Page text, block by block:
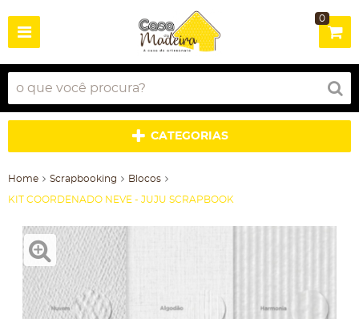
0
CATEGORIAS
Home Scrapbooking Blocos
KIT COORDENADO NEVE - JUJU SCRAPBOOK